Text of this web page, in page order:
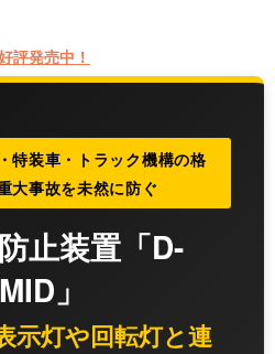
評発売中！
特装車・トラック機構の格
大事故を未然に防ぐ
止装置「D-
」
示灯や回転灯と連